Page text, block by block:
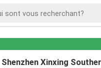
Shenzhen Xinxing